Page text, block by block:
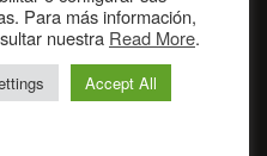
Bienvenidos cuantos
navegando por
el océano erasmiano.
Para más información,
nuestra Read More.
Accept All